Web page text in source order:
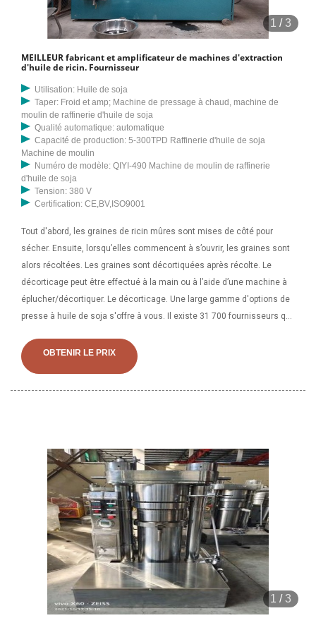
1 /3
MEILLEUR fabricant et amplificateur de machines d'extraction
d'huile de ricin. Fournisseur
Utilisation: Huile de soja
Taper: Froid et amp; Machine de pressage à chaud, machine de
moulin de raffinerie d'huile de soja
Qualité automatique: automatique
Capacité de production: 5-300TPD Raffinerie d'huile de soja
Machine de moulin
Numéro de modèle: QIYI-490 Machine de moulin de raffinerie
d'huile de soja
Tension: 380 V
Certification: CE,BV,ISO9001
Tout d'abord, les graines de ricin mûres sont mises de côté pour
sécher. Ensuite, lorsqu’elles commencent à s’ouvrir, les graines sont
alors récoltées. Les graines sont décortiquées après récolte. Le
décorticage peut être effectué à la main ou à l’aide d’une machine à
éplucher/décortiquer. Le décorticage. Une large gamme d'options de
presse à huile de soja s'offre à vous. Il existe 31 700 fournisseurs qui
en Asie. Les principaux fournisseurs sont le Tchad, la Chine et le
Tchad, de
OBTENIR LE PRIX
1 /3